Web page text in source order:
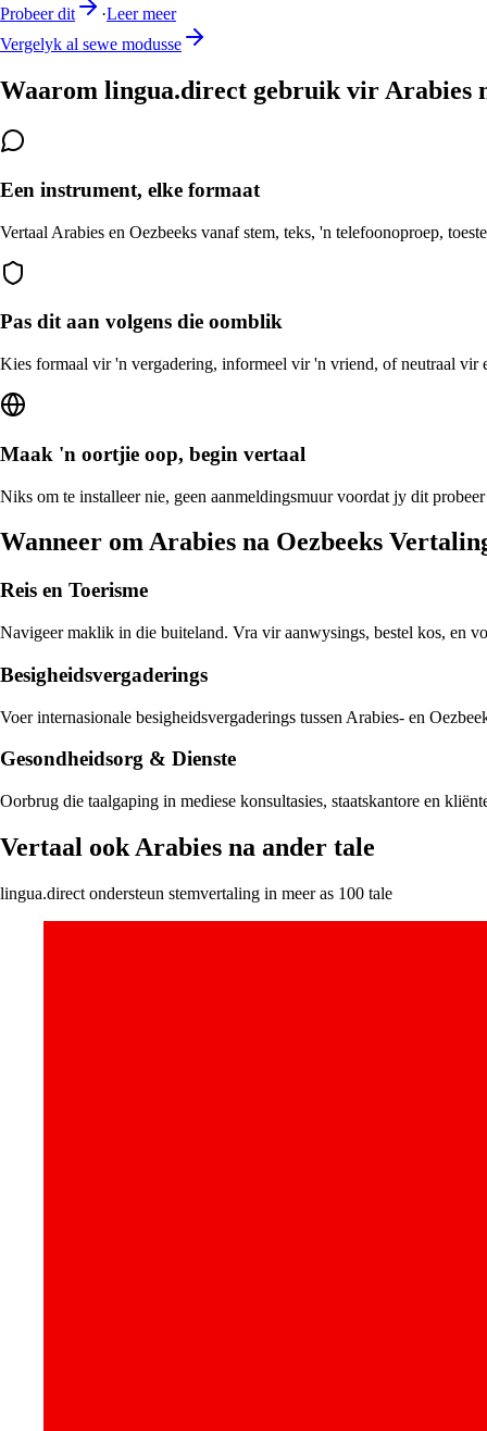
Probeer dit ·Leer meer
Vergelyk al sewe modusse
Waarom lingua.direct gebruik vir Arabies
Een instrument, elke formaat
Vertaal Arabies en Oezbeeks vanaf stem, teks, 'n telefoonoproep,
Pas dit aan volgens die oomblik
Kies formaal vir 'n vergadering, informeel vir 'n vriend, of neutraal vir
Maak 'n oortjie oop, begin vertaal
Niks om te installeer nie, geen aanmeldingsmuur voordat jy dit
Wanneer om Arabies na Oezbeeks
Reis en Toerisme
Navigeer maklik in die buiteland. Vra vir aanwysings, bestel kos, en
Besigheidsvergaderings
Voer internasionale besigheidsvergaderings tussen Arabies- en
Gesondheidsorg & Dienste
Oorbrug die taalgaping in mediese konsultasies, staatskantore en
Vertaal ook Arabies na ander tale
lingua.direct ondersteun stemvertaling in meer as 100 tale